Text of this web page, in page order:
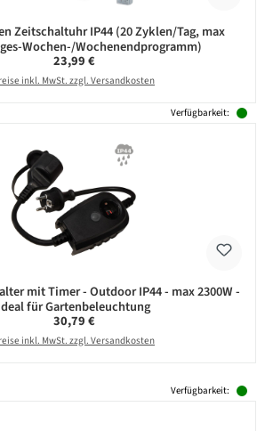
Zeitschaltuhr IP44 (20 Zyklen/Tag, max
Wochen-/Wochenendprogramm)
Regulärer Preis:
23,99 €
inkl. MwSt. zzgl. Versandkosten
Verfügbarkeit:
mit Timer - Outdoor IP44 - max 2300W -
für Gartenbeleuchtung
Regulärer Preis:
30,79 €
inkl. MwSt. zzgl. Versandkosten
Verfügbarkeit: